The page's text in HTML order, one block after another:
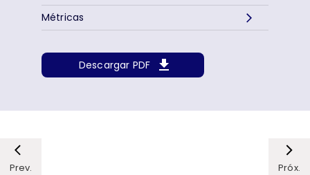
Descargar PDF
Métricas
Prev. Próx.